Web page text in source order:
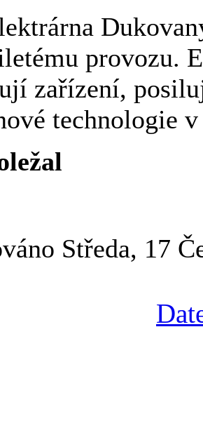
provozu.
zařízení,
technologie
Středa, 17